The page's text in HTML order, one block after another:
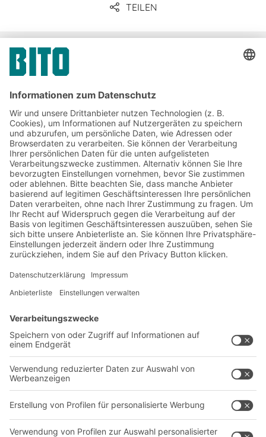
TEILEN
Unternehmenskommunikation
& Presse
Jetzt beim BITO Newsletter
anmelden:
Lager- & Logistiknews
Exklusive Rabatte
Neuheiten
Newsletter abonnieren
Lösungen
Intralogistiklösungen
Regalsysteme
Transportsysteme
Dienstleistungen
Kontaktformular
UnternehmenFollow us